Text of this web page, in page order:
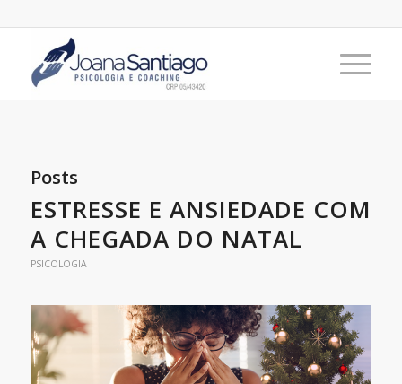
Posts
ESTRESSE E ANSIEDADE COM
A CHEGADA DO NATAL
PSICOLOGIA